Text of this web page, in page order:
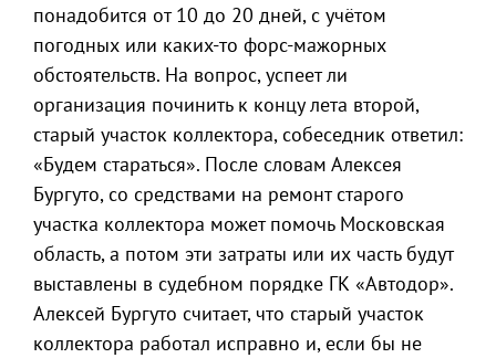
понадобится от 10 до 20 дней, с учётом
погодных или каких-то форс-мажорных
обстоятельств. На вопрос, успеет ли
организация починить к концу лета второй,
старый участок коллектора, собеседник ответил:
«Будем стараться». После словам Алексея
Бургуто, со средствами на ремонт старого
участка коллектора может помочь Московская
область, а потом эти затраты или их часть будут
выставлены в судебном порядке ГК «Автодор».
Алексей Бургуто считает, что старый участок
коллектора работал исправно и, если бы не